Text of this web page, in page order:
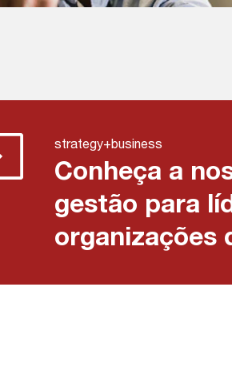
strategy+business
Conheça a
gestão para
organizações